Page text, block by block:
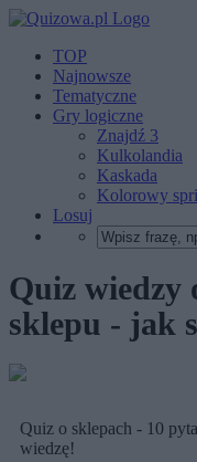
TOP
Najnowsze
Tematyczne
Gry logiczne
Znajdź 3
Kulkolandia
Kaskada
Kolorowy
Losuj
Quiz wiedzy
sklepu - jak
Quiz o sklepach - 10
wiedzę!